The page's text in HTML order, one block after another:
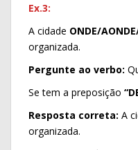
Ex.3:
A cidade ONDE/
organizada.
Pergunte ao verbo:
Se tem a preposição
Resposta correta: A
organizada.